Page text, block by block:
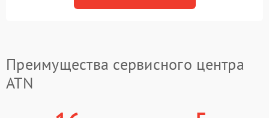
Преимущества сервисного центра
ATN